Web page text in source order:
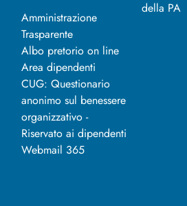
Amministrazione
Trasparente
Albo pretorio on line
Area dipendenti
CUG: Questionario
anonimo sul benessere
organizzativo -
Riservato ai dipendenti
Webmail 365